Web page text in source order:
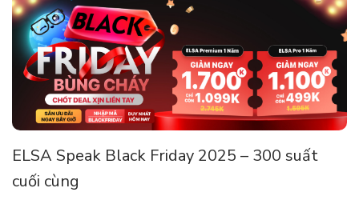
ELSA Speak Black Friday 2025 – 300 suất
cuối cùng